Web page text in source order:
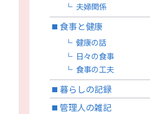
夫婦関係
食事と健康
健康の話
日々の食事
食事の工夫
暮らしの記録
管理人の雑記